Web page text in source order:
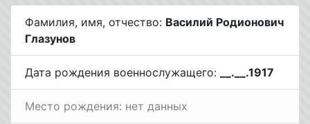
Фамилия, имя, отчество: Василий Родионович
Глазунов
Дата рождения военнослужащего: __.__.1917
Место рождения: нет данных